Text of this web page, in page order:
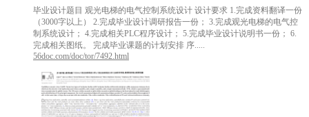
毕业设计题目 观光电梯的电气控制系统设计 设计要求 1.完成资料翻译一份
（3000字以上） 2.完成毕业设计调研报告一份； 3.完成观光电梯的电气控
制系统设计； 4.完成相关PLC程序设计； 5.完成毕业设计说明书一份； 6.
完成相关图纸。 完成毕业课题的计划安排 序.....
56doc.com/doc/tor/7492.html